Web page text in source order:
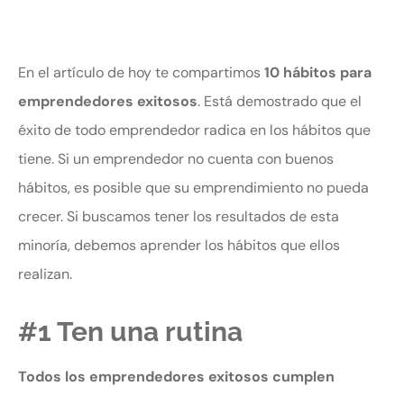
En el artículo de hoy te compartimos10 hábitos para
emprendedores exitosos. Está demostrado que el
éxito de todo emprendedor radica en los hábitos que
tiene. Si un emprendedor no cuenta con buenos
hábitos, es posible que su emprendimiento no pueda
crecer. Si buscamos tener los resultados de esta
minoría, debemos aprender los hábitos que ellos
realizan.
#1 Ten una rutina
Todos los emprendedores exitosos cumplen